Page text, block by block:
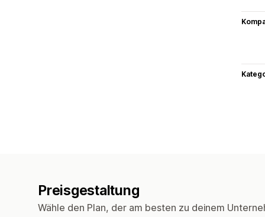
Preisgestaltung
Wähle den Plan, der am besten zu deinem